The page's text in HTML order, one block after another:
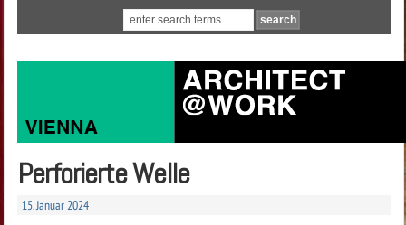
Perforierte Welle
15. Januar 2024